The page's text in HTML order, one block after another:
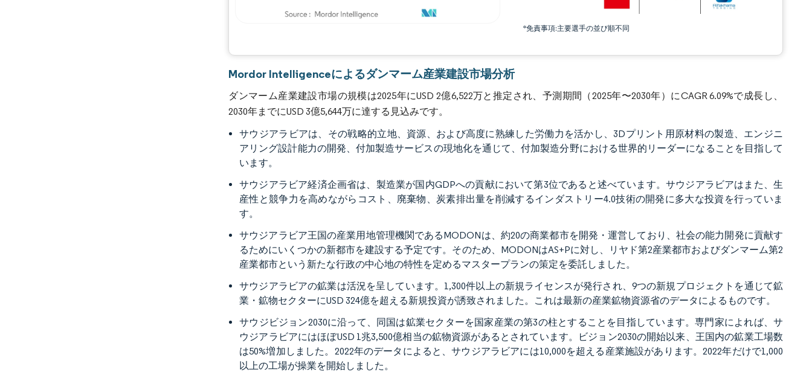
*免責事項:主要選手の並び順不同
Mordor Intelligenceによるダンマーム産業建設市場分析
ダンマーム産業建設市場の規模は2025年にUSD 2億6,522万と推定され、予測期間（2025年〜2030年）にCAGR 6.09%で成長し、
2030年までにUSD 3億5,644万に達する見込みです。
サウジアラビアは、その戦略的立地、資源、および高度に熟練した労働力を活かし、3Dプリント用原材料の製造、エンジニ
アリング設計能力の開発、付加製造サービスの現地化を通じて、付加製造分野における世界的リーダーになることを目指して
います。
サウジアラビア経済企画省は、製造業が国内GDPへの貢献において第3位であると述べています。サウジアラビアはまた、生
産性と競争力を高めながらコスト、廃棄物、炭素排出量を削減するインダストリー4.0技術の開発に多大な投資を行っていま
す。
サウジアラビア王国の産業用地管理機関であるMODONは、約20の商業都市を開発・運営しており、社会の能力開発に貢献す
るためにいくつかの新都市を建設する予定です。そのため、MODONはAS+Pに対し、リヤド第2産業都市およびダンマーム第2
産業都市という新たな行政の中心地の特性を定めるマスタープランの策定を委託しました。
サウジアラビアの鉱業は活況を呈しています。1,300件以上の新規ライセンスが発行され、9つの新規プロジェクトを通じて鉱
業・鉱物セクターにUSD 324億を超える新規投資が誘致されました。これは最新の産業鉱物資源省のデータによるものです。
サウジビジョン2030に沿って、同国は鉱業セクターを国家産業の第3の柱とすることを目指しています。専門家によれば、サ
ウジアラビアにはほぼUSD 1兆3,500億相当の鉱物資源があるとされています。ビジョン2030の開始以来、王国内の鉱業工場数
は50%増加しました。2022年のデータによると、サウジアラビアには10,000を超える産業施設があります。2022年だけで1,000
以上の工場が操業を開始しました。